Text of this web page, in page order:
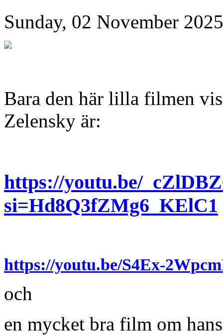
Sunday, 02 November
Bara den här lilla filmen
Zelensky är:
https://youtu.be/
si=Hd8Q3fZMg6_KElC1
https://youtu.be/S4Ex-
och
en mycket bra film om